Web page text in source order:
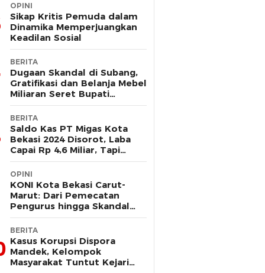
OPINI
Sikap Kritis Pemuda dalam
Dinamika Memperjuangkan
Keadilan Sosial
BERITA
Dugaan Skandal di Subang,
Gratifikasi dan Belanja Mebel
Miliaran Seret Bupati
Reynaldi
BERITA
Saldo Kas PT Migas Kota
Bekasi 2024 Disorot, Laba
Capai Rp 4,6 Miliar, Tapi
Hanya Tersisa Rp 13 Juta
OPINI
KONI Kota Bekasi Carut-
Marut: Dari Pemecatan
Pengurus hingga Skandal
Dana Hibah
BERITA
Kasus Korupsi Dispora
Mandek, Kelompok
Masyarakat Tuntut Kejari